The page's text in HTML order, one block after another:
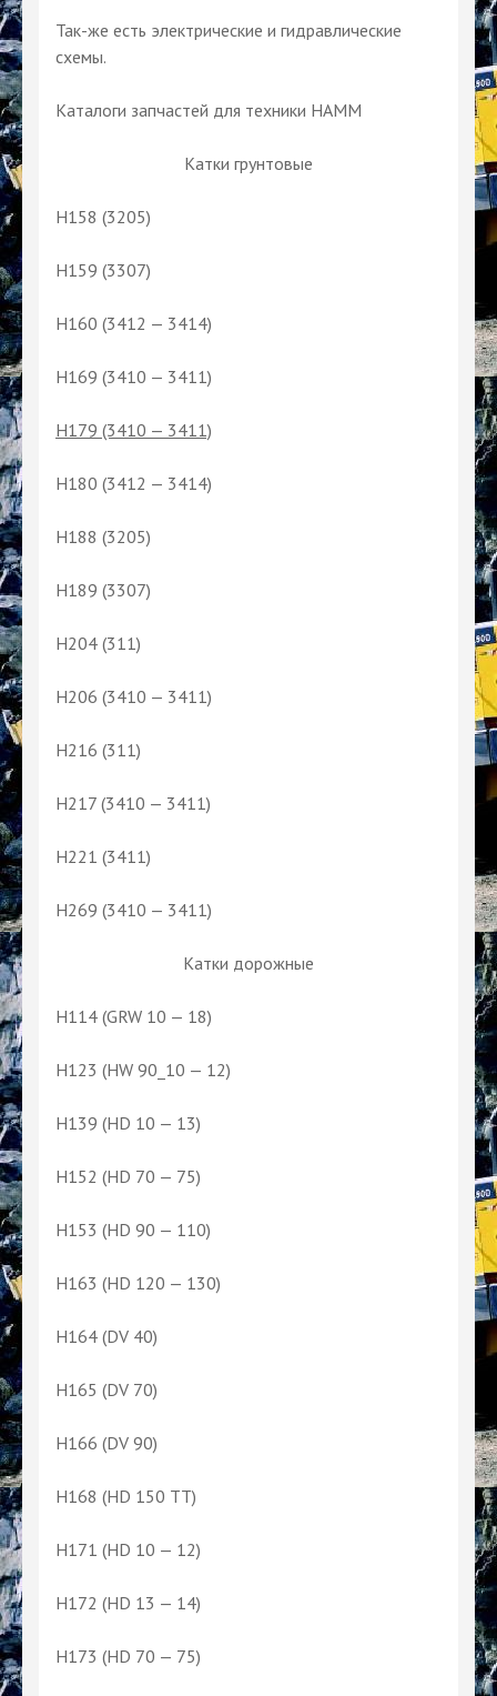
Так-же есть электрические и гидравлические
схемы.
Каталоги запчастей для техники HAMM
Катки грунтовые
H158 (3205)
H159 (3307)
H160 (3412 — 3414)
H169 (3410 — 3411)
H179 (3410 — 3411)
H180 (3412 — 3414)
H188 (3205)
H189 (3307)
H204 (311)
H206 (3410 — 3411)
H216 (311)
H217 (3410 — 3411)
H221 (3411)
H269 (3410 — 3411)
Катки дорожные
H114 (GRW 10 — 18)
H123 (HW 90_10 — 12)
H139 (HD 10 — 13)
H152 (HD 70 — 75)
H153 (HD 90 — 110)
H163 (HD 120 — 130)
H164 (DV 40)
H165 (DV 70)
H166 (DV 90)
H168 (HD 150 TT)
H171 (HD 10 — 12)
H172 (HD 13 — 14)
H173 (HD 70 — 75)